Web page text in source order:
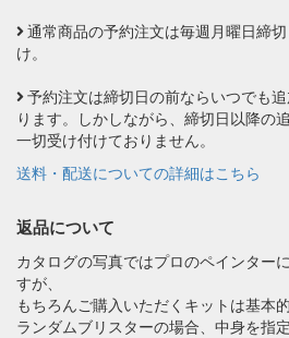
通常商品の予約注文は毎週月曜日締
け。
予約注文は締切日の前ならいつでも
ります。しかしながら、締切日以降の
一切受け付けておりません。
送料・配送についての詳細はこちら
返品について
カタログの写真ではプロのペインター
すが、
もちろんご購入いただくキットは基本
ランダムブリスターの場合、中身を指